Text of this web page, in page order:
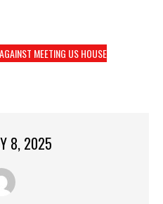
MEETING US HOUSE
8, 2025